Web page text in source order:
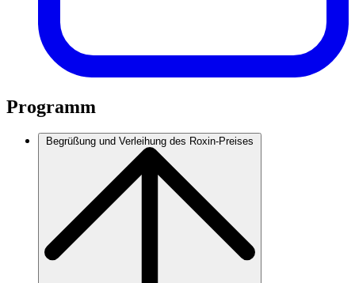
Programm
Begrüßung und Verleihung des Roxin-Preises